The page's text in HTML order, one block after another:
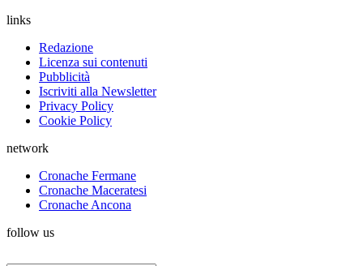
links
Redazione
Licenza sui contenuti
Pubblicità
Iscriviti alla Newsletter
Privacy Policy
Cookie Policy
network
Cronache Fermane
Cronache Maceratesi
Cronache Ancona
follow us